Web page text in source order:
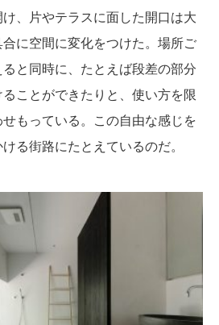
、片やテラスに面した開口は大
に空間に変化をつけた。場所ご
と同時に、たとえば段差の部分
ことができたりと、使い方を限
もっている。この自由な感じを
る街路にたとえているのだ。